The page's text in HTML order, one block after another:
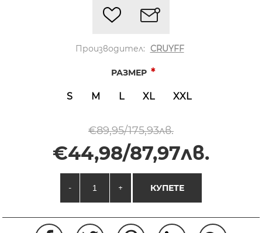
Производител: CRUYFF
РАЗМЕР *
S M L XL XXL
€89,95/175,93лв.
€44,98/87,97лв.
- + КУПЕТЕ